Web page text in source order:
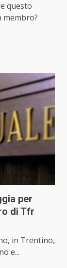
questo
membro?
per
di Tfr
in Trentino,
e...